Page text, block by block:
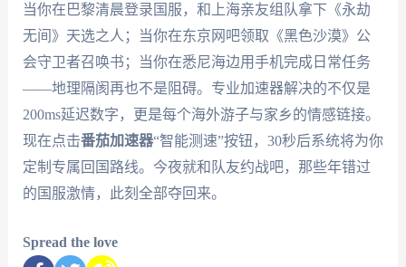
当你在巴黎清晨登录国服，和上海亲友组队拿下《永劫
无间》天选之人；当你在东京网吧领取《黑色沙漠》公
会守卫者召唤书；当你在悉尼海边用手机完成日常任务
——地理隔阂再也不是阻碍。专业加速器解决的不仅是
200ms延迟数字，更是每个海外游子与家乡的情感链接。
现在点击番茄加速器“智能测速”按钮，30秒后系统将为你
定制专属回国路线。今夜就和队友约战吧，那些年错过
的国服激情，此刻全部夺回来。
Spread the love